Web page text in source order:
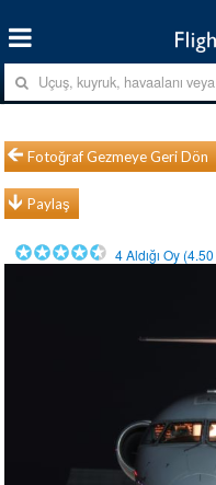
Fotoğraf Gezmeye Geri Dön
Paylaş
4Aldığı Oy (4.50